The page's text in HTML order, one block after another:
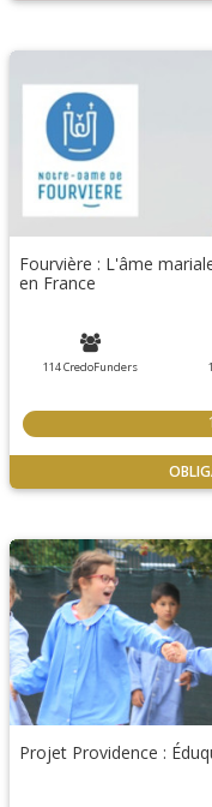
Fourvière : L'âme
en France
114 CredoFunders
Projet Providence :